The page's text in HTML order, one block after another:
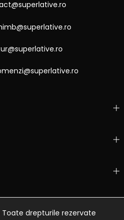
Toate drepturile rezervate